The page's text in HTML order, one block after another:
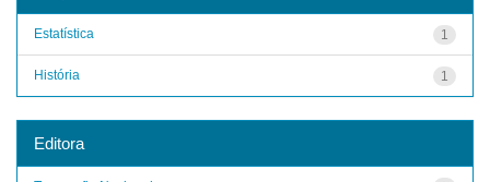
1
Estatística
1
História
Editora